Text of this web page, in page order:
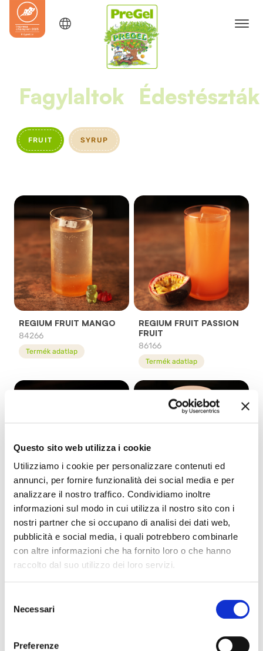
Questo sito web utilizza i cookie
Utilizziamo i cookie per personalizzare contenuti ed
annunci, per fornire funzionalità dei social media e per
analizzare il nostro traffico. Condividiamo inoltre
informazioni sul modo in cui utilizza il nostro sito con i
nostri partner che si occupano di analisi dei dati web,
pubblicità e social media, i quali potrebbero combinarle
con altre informazioni che ha fornito loro o che hanno
raccolto dal suo utilizzo dei loro servizi.
delNecessari
Preferenze
Fagylaltok Édestészták
FRUIT SYRUP
REGIUM FRUIT MANGO
84266
Termék adatlap
REGIUM FRUIT PASSION
FRUIT
86166
Termék adatlap
REGIUM FRUIT PEACH
86266
Termék adatlap
REGIUM FRUIT
RASPBERRY
Termék adatlap